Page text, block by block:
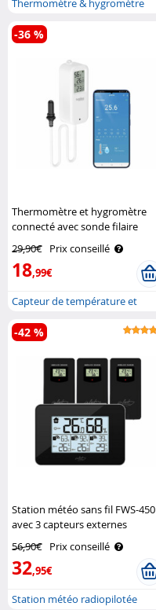
Thermomètre & hygromètre
avec bluet..
Thermomètre et hygromètre
connecté avec sonde filaire
Luminea Home Control
29,90€ Prix conseillé
18,99€
-36 %
Capteur de température et
d'humidit..
Station météo sans fil FWS-450
avec 3 capteurs externes
56,90€ Prix conseillé
32,95€
-42 %
Station météo radiopilotée